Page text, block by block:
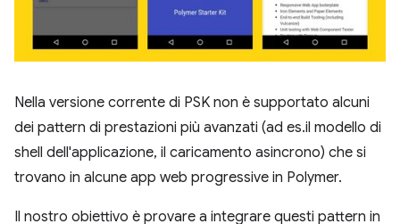
Nella versione corrente di PSK non è supportato alcuni
dei pattern di prestazioni più avanzati (ad es.il modello di
shell dell'applicazione, il caricamento asincrono) che si
trovano in alcune app web progressive in Polymer.
Il nostro obiettivo è provare a integrare questi pattern in